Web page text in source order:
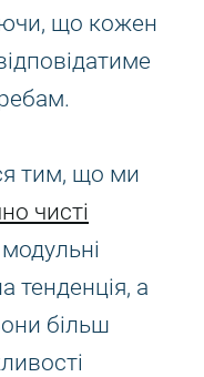
що кожен
тим, що ми
чисті
модульні
тенденція, а
більш